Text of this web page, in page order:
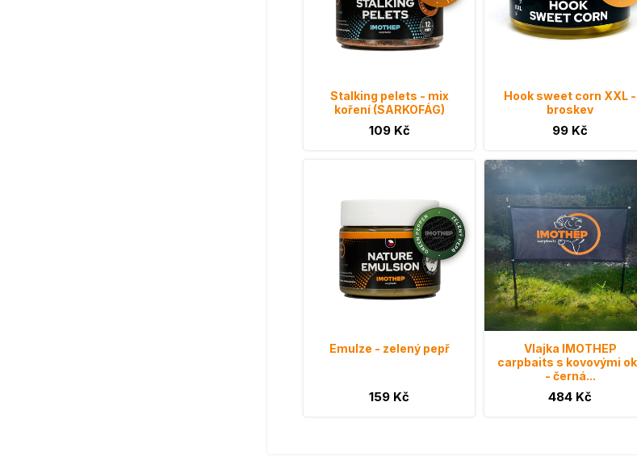
Stalking pelets - mix
koření (SARKOFÁG)
109 Kč
Hook sweet corn XXL -
broskev
99 Kč
Emulze - zelený pepř
159 Kč
Vlajka IMOTHEP
carpbaits s kovovými
- černá...
484 Kč